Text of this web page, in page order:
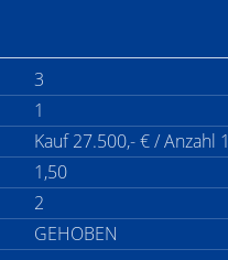
3
1
Kauf 27.500,- € / Anzahl 1
1,50
2
GEHOBEN